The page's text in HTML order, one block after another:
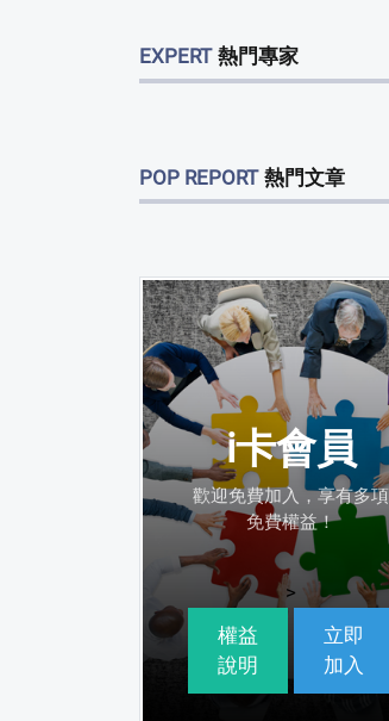
EXPERT 熱門專家
POP REPORT 熱門文章
i卡會員
歡迎免費加入，享有多項
免費權益！
>
權益
說明
立即
加入